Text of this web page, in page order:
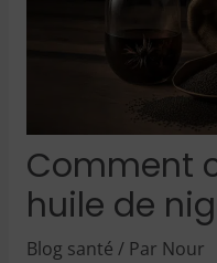
Comment
huile de
Blog santé / Par Nour